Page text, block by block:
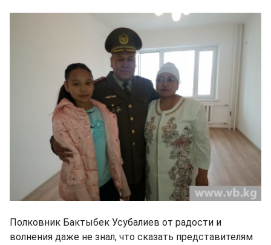
Полковник Бактыбек Усубалиев от радости и
волнения даже не знал, что сказать представителям